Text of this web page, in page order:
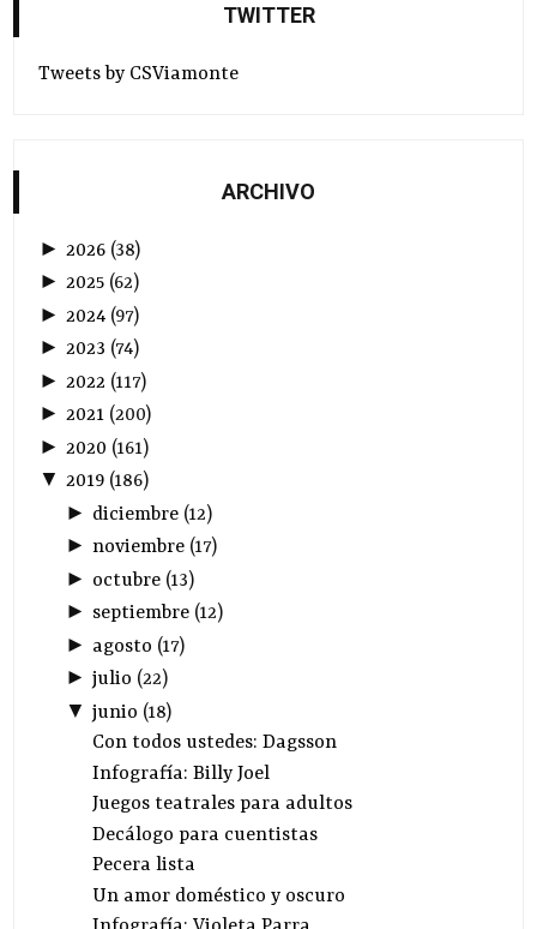
TWITTER
Tweets by CSViamonte
ARCHIVO
► 2026 (38)
►2025 (62)
► 2024 (97)
►2023 (74)
► 2022 (117)
►2021 (200)
► 2020 (161)
▼2019 (186)
► diciembre(12)
► noviembre(17)
► octubre(13)
► septiembre(12)
► agosto (17)
► julio (22)
▼ junio (18)
Con todos ustedes: Dagsson
Infografía: Billy Joel
Juegos teatrales para adultos
Decálogo para cuentistas
Pecera lista
Un amor doméstico y oscuro